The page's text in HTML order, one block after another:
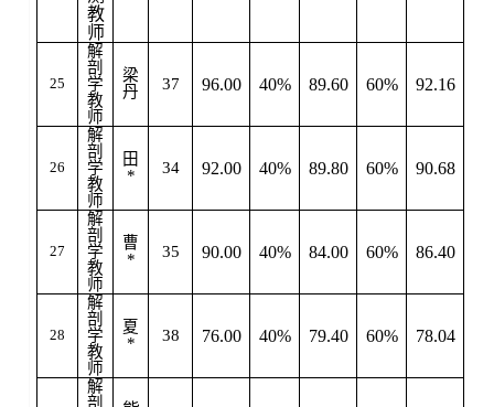
教
师
25
解
剖
学
教
师
梁
丹
37 96.00 40% 89.60 60% 92.16
26
解
剖
学
教
师
田
*
34 92.00 40% 89.80 60% 90.68
27
解
剖
学
教
师
曹
*
35 90.00 40% 84.00 60% 86.40
28
解
剖
学
教
师
夏
*
38 76.00 40% 79.40 60% 78.04
解
剖